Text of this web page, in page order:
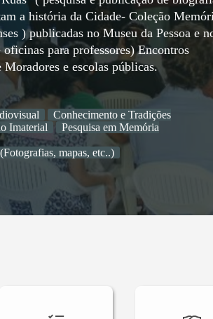
a história da Cidade- Coleção
) publicadas no Museu da Pessoa e
para professores) Encontros
e escolas públicas.
Conhecimento e Tradições
Imaterial
Pesquisa em Memória
mapas, etc..)